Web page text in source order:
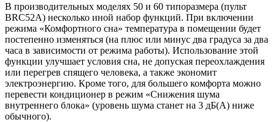
В производительных моделях 50 и 60 типоразмера (пульт
BRC52A) несколько иной набор функций. При включении
режима «Комфортного сна» температура в помещении будет
постепенно изменяться (на плюс или минус два градуса за два
часа в зависимости от режима работы). Использование этой
функции улучшает условия сна, не допуская переохлаждения
или перегрев спящего человека, а также экономит
электроэнергию. Кроме того, для большего комфорта можно
перевести кондиционер в режим «Снижения шума
внутреннего блока» (уровень шума станет на 3 дБ(А) ниже
обычного).